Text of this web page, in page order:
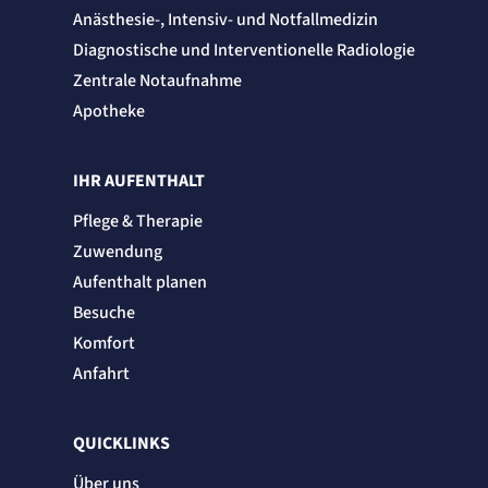
Anästhesie-, Intensiv- und Notfallmedizin
Diagnostische und Interventionelle Radiologie
Zentrale Notaufnahme
Apotheke
IHR AUFENTHALT
Pflege & Therapie
Zuwendung
Aufenthalt planen
Besuche
Komfort
Anfahrt
QUICKLINKS
Einverständnis-Cookie
cookie_consent
Cookie Laufzeit:
STATISTIK
Statistik Cookies erfassen Informationen
anonym. Diese Informationen helfen uns
zu verstehen, wie unsere Besucher unsere
Website nutzen.
Name: